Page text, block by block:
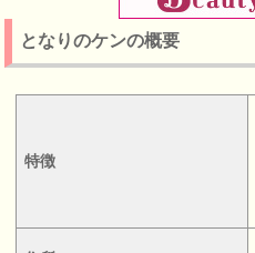
となりのケンの概要
特徴